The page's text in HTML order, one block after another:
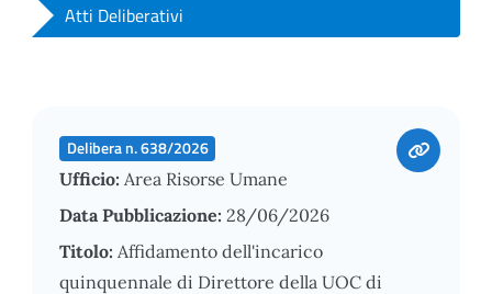
Atti Deliberativi
Delibera n. 638/2026
Ufficio: Area Risorse Umane
Data Pubblicazione: 28/06/2026
Titolo: Affidamento dell'incarico
quinquennale di Direttore della UOC di